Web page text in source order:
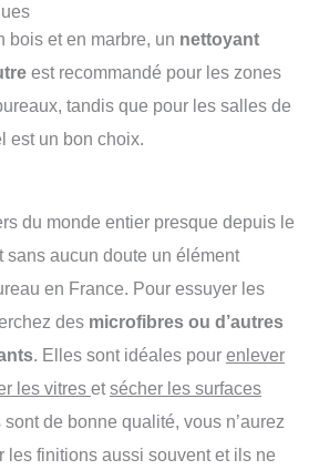
bois et en marbre, un nettoyant
est recommandé pour les zones
tandis que pour les salles de
est un bon choix.
du monde entier presque depuis le
sans aucun doute un élément
en France. Pour essuyer les
des microfibres ou d’autres
. Elles sont idéales pour enlever
les vitres etsécher les surfaces
sont de bonne qualité, vous n’aurez
les finitions aussi souvent et ils ne